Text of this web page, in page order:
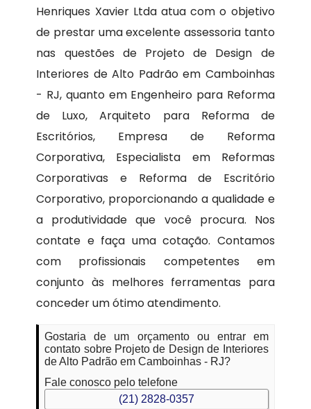
Henriques Xavier Ltda atua com o objetivo
de prestar uma excelente assessoria tanto
nas questões de Projeto de Design de
Interiores de Alto Padrão em Camboinhas
- RJ, quanto em Engenheiro para Reforma
de Luxo, Arquiteto para Reforma de
Escritórios, Empresa de Reforma
Corporativa, Especialista em Reformas
Corporativas e Reforma de Escritório
Corporativo, proporcionando a qualidade e
a produtividade que você procura. Nos
contate e faça uma cotação. Contamos
com profissionais competentes em
conjunto às melhores ferramentas para
conceder um ótimo atendimento.
Gostaria de um orçamento ou entrar em
contato sobre Projeto de Design de Interiores
de Alto Padrão em Camboinhas - RJ?
Fale conosco pelo telefone
(21) 2828-0357